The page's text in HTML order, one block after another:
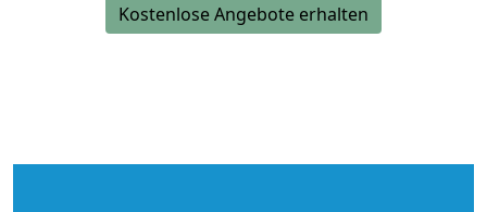
Kostenlose Angebote erhalten